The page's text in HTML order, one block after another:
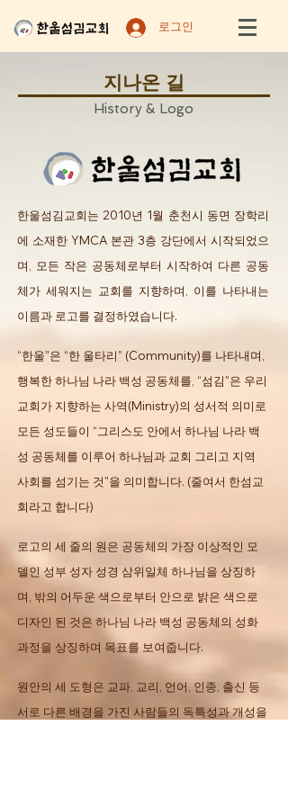
로그인
지나온 길
History & Logo
한울섬김교회는 2010년 1월 춘천시 동면 장학리
에 소재한 YMCA 본관 3층 강단에서 시작되었으
며, 모든 작은 공동체로부터 시작하여 다른 공동
체가 세워지는 교회를 지향하며, 이를 나타내는
이름과 로고를 결정하였습니다.
“한울”은 “한 울타리” (Community)를 나타내며,
행복한 하나님 나라 백성 공동체를, “섬김”은 우리
교회가 지향하는 사역(Ministry)의 성서적 의미로
모든 성도들이 “그리스도 안에서 하나님 나라 백
성 공동체를 이루어 하나님과 교회 그리고 지역
사회를 섬기는 것"을 의미합니다. (줄여서 한섬교
회라고 합니다)
로고의 세 줄의 원은 공동체의 가장 이상적인 모
델인 성부 성자 성경 삼위일체 하나님을 상징하
며, 밖의 어두운 색으로부터 안으로 밝은 색으로
디자인 된 것은 하나님 나라 백성 공동체의 성화
과정을 상징하며 목표를 보여줍니다.
​원안의 세 도형은 교파, 교리, 언어, 인종, 출신 등
서로 다른 배경을 가진 사람들의 독특성과 개성을